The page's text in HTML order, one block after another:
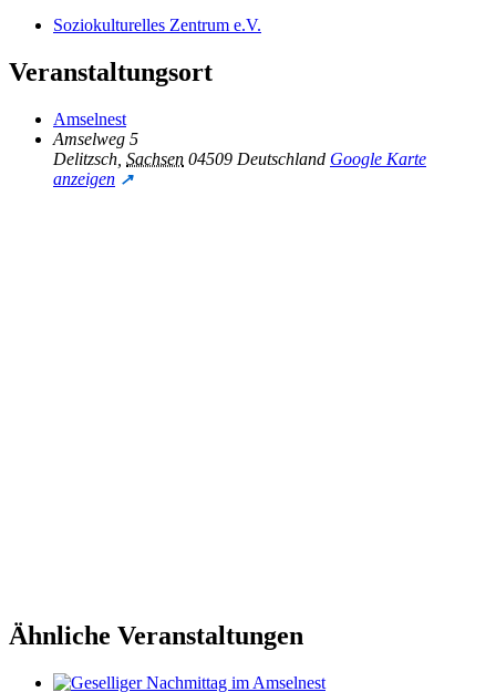
Soziokulturelles Zentrum e.V.
Veranstaltungsort
Amselnest
Amselweg 5
Delitzsch Sachsen 04509 Deutschland Google Karte
anzeigen
Ähnliche Veranstaltungen